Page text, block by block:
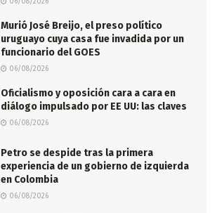
06/08/2026
Murió José Breijo, el preso político
uruguayo cuya casa fue invadida por un
funcionario del GOES
06/08/2026
Oficialismo y oposición cara a cara en
diálogo impulsado por EE UU: las claves
06/08/2026
Petro se despide tras la primera
experiencia de un gobierno de izquierda
en Colombia
06/08/2026